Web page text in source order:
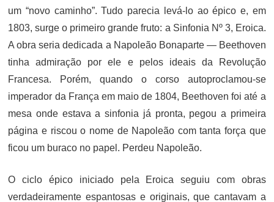
um “novo caminho”. Tudo parecia levá-lo ao épico e, em
1803, surge o primeiro grande fruto: a Sinfonia Nº 3, Eroica.
A obra seria dedicada a Napoleão Bonaparte — Beethoven
tinha admiração por ele e pelos ideais da Revolução
Francesa. Porém, quando o corso autoproclamou-se
imperador da França em maio de 1804, Beethoven foi até a
mesa onde estava a sinfonia já pronta, pegou a primeira
página e riscou o nome de Napoleão com tanta força que
ficou um buraco no papel. Perdeu Napoleão.
O ciclo épico iniciado pela Eroica seguiu com obras
verdadeiramente espantosas e originais, que cantavam a